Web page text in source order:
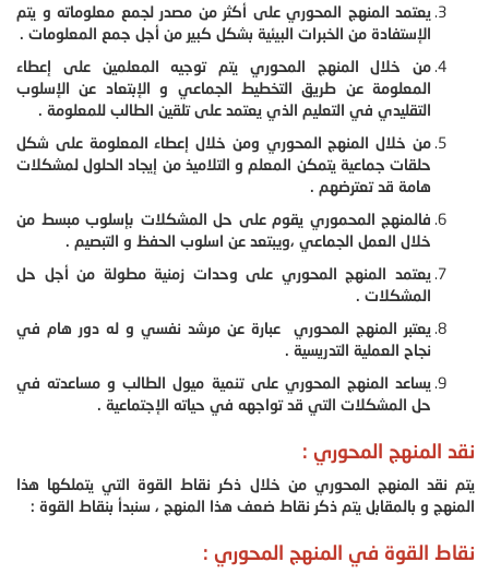
يعتمد المنهج المحوري على أكثر من مصدر لجمع معلوماته و يتم
الإستفادة من الخبرات البيئية بشكل كبير من أجل جمع المعلومات .
من خلال المنهج المحوري يتم توجيه المعلمين على إعطاء
المعلومة عن طريق التخطيط الجماعي و الإبتعاد عن الإسلوب
التقليدي في التعليم الذي يعتمد على تلقين الطالب للمعلومة .
من خلال المنهج المحوري ومن خلال إعطاء المعلومة على شكل
حلقات جماعية يتمكن المعلم و التلاميذ من إيجاد الحلول لمشكلات
هامة قد تعترضهم .
فالمنهج المحموري يقوم على حل المشكلات بإسلوب مبسط من
خلال العمل الجماعي ،ويبتعد عن اسلوب الحفظ و التبصيم .
يعتمد المنهج المحوري على وحدات زمنية مطولة من أجل حل
المشكلات .
يعتبر المنهج المحوري عبارة عن مرشد نفسي و له دور هام في
نجاح العملية التدريسية .
يساعد المنهج المحوري على تنمية ميول الطالب و مساعدته في
حل المشكلات التي قد تواجهه في حياته الإجتماعية .
نقد المنهج المحوري :
يتم نقد المنهج المحوري من خلال ذكر نقاط القوة التي يتملكها هذا
المنهج و بالمقابل يتم ذكر نقاط ضعف هذا المنهج ، سنبدأ بنقاط القوة :
نقاط القوة في المنهج المحوري :